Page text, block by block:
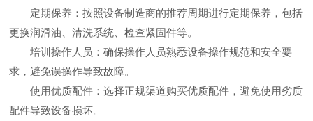
定期保养：按照设备制造商的推荐周期进行定期保养，包括
更换润滑油、清洗系统、检查紧固件等。
培训操作人员：确保操作人员熟悉设备操作规范和安全要
求，避免误操作导致故障。
使用优质配件：选择正规渠道购买优质配件，避免使用劣质
配件导致设备损坏。